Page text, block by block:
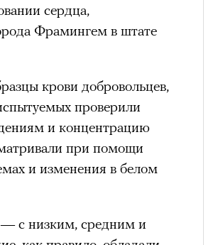
сердца,
Фрамингем в штате
крови добровольцев,
проверили
и концентрацию
при помощи
и изменения в белом
— с низким, средним и
показывает
туризма. В 2024-м в
же году жертвами
(издание The Asahi
или пропавших без
унеслажизни восьми
для российского
при восхождении на
из самых опасных